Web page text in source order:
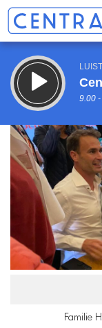
9.00
Vorig uur
Inklappen
Familie